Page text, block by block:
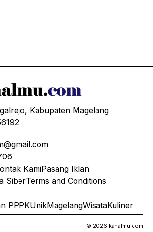
Kabupaten Magelang
KamiPasang Iklan
SiberTerms and Conditions
PPPKUnikMagelangWisataKuliner
© 2026 kanalmu.com